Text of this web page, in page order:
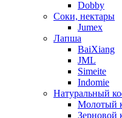
Dobby
Соки, нектары
Jumex
Лапша
BaiXiang
JML
Simeite
Indomie
Натуральный
Молотый
Зерновой